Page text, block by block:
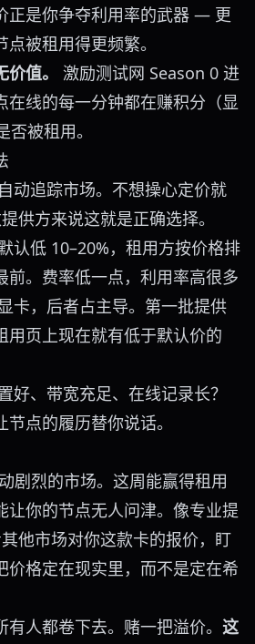
正是你争夺利用率的武器 — 更
被租用得更频繁。
值。
激励测试网 Season 0 进
在线的每一分钟都在赚积分（显
被租用。
动追踪市场。不想操心定价就
供方来说这就是正确选择。
认低 10–20%，租用方按价格排
前。费率低一点，利用率高很多
卡，后者占主导。第一批提供
用页上现在就有低于默认价的
好、带宽充足、在线记录长？
点的履历替你说话。
剧烈的市场。这周能赢得租用
让你的节点无人问津。像专业提
他市场对你这款卡的报价，盯
价格定在现实里，而不是定在希
人都卷下去。赌一把溢价。 这